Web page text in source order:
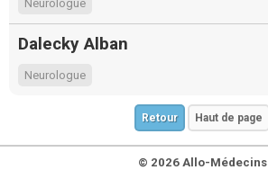
Neurologue
Dalecky Alban
Neurologue
Retour Haut de page
© 2026 Allo-Médecins